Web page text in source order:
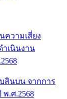
สินบน จากการ
.ศ.2568